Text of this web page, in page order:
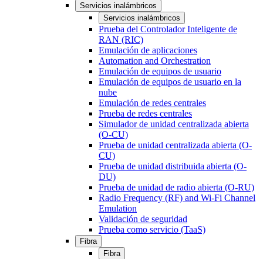
Servicios inalámbricos
Servicios inalámbricos
Prueba del Controlador Inteligente de
RAN (RIC)
Emulación de aplicaciones
Automation and Orchestration
Emulación de equipos de usuario
Emulación de equipos de usuario en la
nube
Emulación de redes centrales
Prueba de redes centrales
Simulador de unidad centralizada abierta
(O-CU)
Prueba de unidad centralizada abierta (O-
CU)
Prueba de unidad distribuida abierta (O-
DU)
Prueba de unidad de radio abierta (O-RU)
Radio Frequency (RF) and Wi-Fi Channel
Emulation
Validación de seguridad
Prueba como servicio (TaaS)
Fibra
Fibra